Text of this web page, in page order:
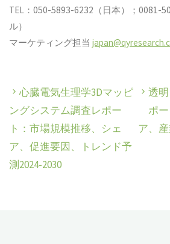
TEL：050-5893-6232（日本）；0081-
ル）
マーケティング担当
心臓電気生理学3Dマッピ
ングシステム調査レポー
ト：市場規模推移、シェ
ア、促進要因、トレンド予
測2024-2030
透
ポ
ア、